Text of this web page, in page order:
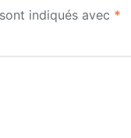
indiqués avec *